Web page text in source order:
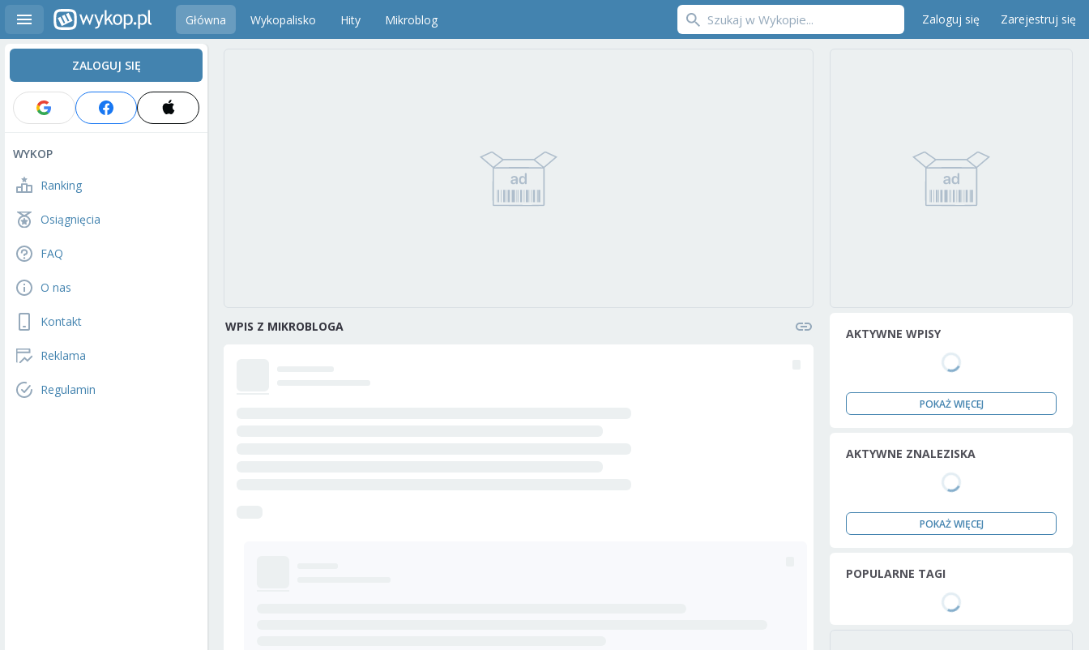
Główna Wykopalisko Hity Mikroblog Zaloguj się Zarejestruj się
ZALOGUJ SIĘ
WYKOP
Ranking
Osiągnięcia
FAQ
O nas
Kontakt
Reklama
Regulamin
WPIS Z MIKROBLOGA AKTYWNE WPISY
POKAŻ WIĘCEJ
AKTYWNE ZNALEZISKA
POKAŻ WIĘCEJ
POPULARNE TAGI